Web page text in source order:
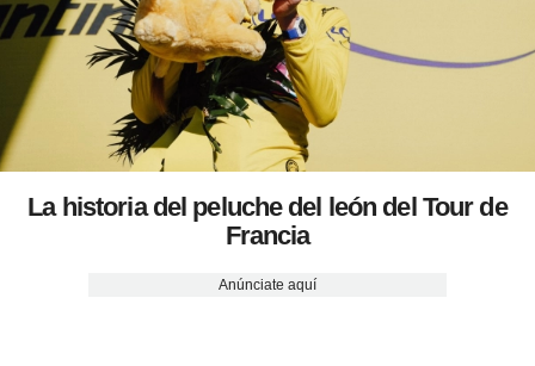
La historia del peluche del león del Tour de
Francia
Anúnciate aquí